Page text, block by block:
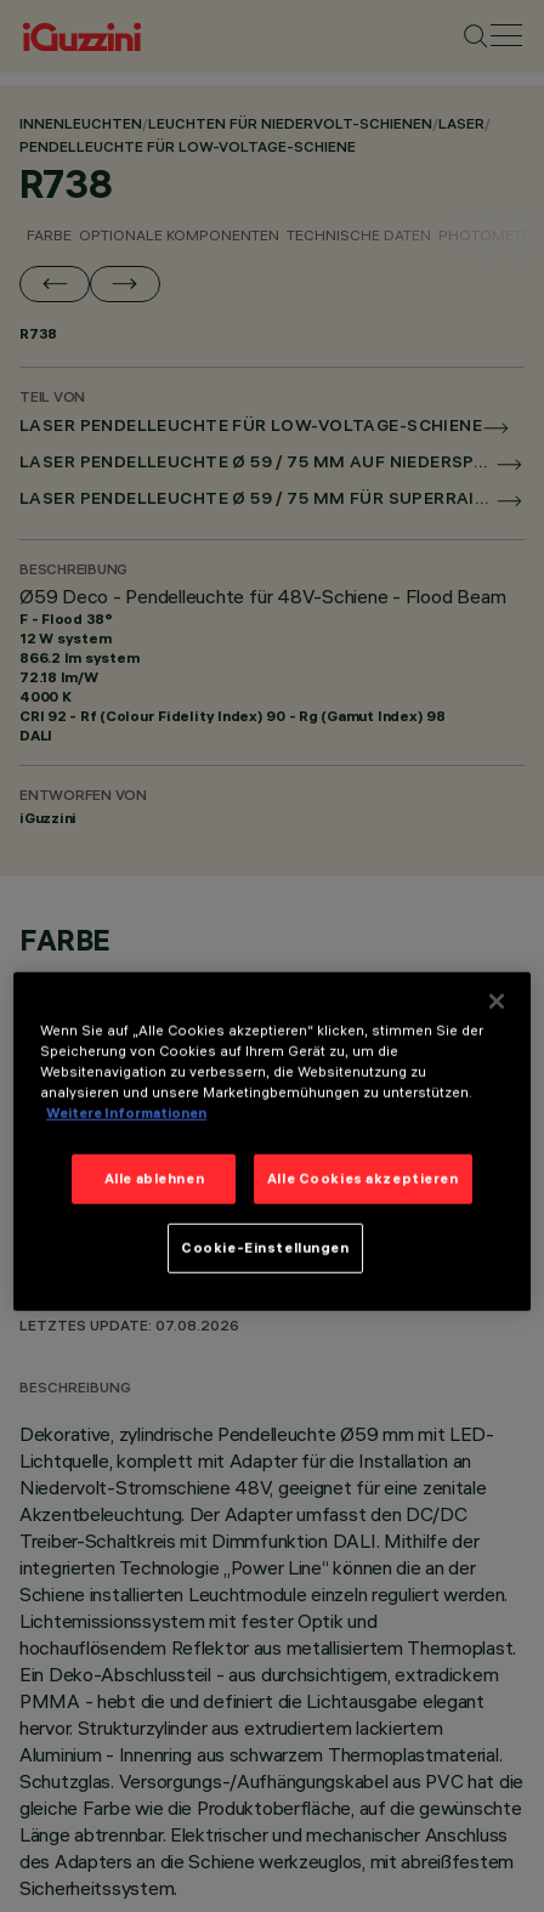
INNENLEUCHTEN/LEUCHTEN FÜR NIEDERVOLT-SCHIENEN/LASER/
PENDELLEUCHTE FÜR LOW-VOLTAGE-SCHIENE
R738
FARBE OPTIONALE KOMPONENTEN TECHNISCHE DATEN
R738
TEIL VON
LASER PENDELLEUCHTE FÜR LOW-VOLTAGE-SCHIENE
LASER PENDELLEUCHTE Ø 59 / 75 MM AUF NIEDERSPANNUNGSSCHIENE DALI POWERLINE
LASER PENDELLEUCHTE Ø 59 / 75 MM FÜR SUPERRAIL DALI POWERLINE
BESCHREIBUNG
Ø59 Deco - Pendelleuchte für 48V-Schiene - Flood Beam
F - Flood 38°
12 W system
866.2 lm system
72.18 lm/W
4000 K
CRI 92 - Rf (Colour Fidelity Index) 90 - Rg (Gamut Index) 98
DALI
ENTWORFEN VON
iGuzzini
FARBE
OPTIONALE KOMPONENTEN
LETZTES UPDATE: 07.08.2026
BESCHREIBUNG
Dekorative, zylindrische Pendelleuchte Ø59 mm mit LED-
Lichtquelle, komplett mit Adapter für die Installation an
Niedervolt-Stromschiene 48V, geeignet für eine zenitale
Akzentbeleuchtung. Der Adapter umfasst den DC/DC
Treiber-Schaltkreis mit Dimmfunktion DALI. Mithilfe der
integrierten Technologie „Power Line“ können die an der
Schiene installierten Leuchtmodule einzeln reguliert werden.
Lichtemissionssystem mit fester Optik und
hochauflösendem Reflektor aus metallisiertem Thermoplast.
Ein Deko-Abschlussteil - aus durchsichtigem, extradickem
PMMA - hebt die und definiert die Lichtausgabe elegant
hervor. Strukturzylinder aus extrudiertem lackiertem
Aluminium - Innenring aus schwarzem Thermoplastmaterial.
Schutzglas. Versorgungs-/Aufhängungskabel aus PVC hat die
gleiche Farbe wie die Produktoberfläche, auf die gewünschte
Länge abtrennbar. Elektrischer und mechanischer Anschluss
des Adapters an die Schiene werkzeuglos, mit abreißfestem
Sicherheitssystem.
Wenn Sie auf „Alle Cookies akzeptieren“ klicken, stimmen Sie der
Speicherung von Cookies auf Ihrem Gerät zu, um die
Websitenavigation zu verbessern, die Websitenutzung zu
analysieren und unsere Marketingbemühungen zu unterstützen.
Weitere Informationen
Alle ablehnen Alle Cookies akzeptieren
Cookie-Einstellungen